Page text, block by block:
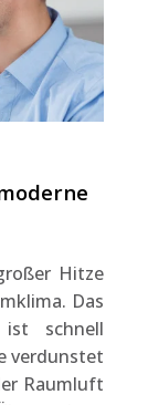
Hitze
Das
ist schnell
verdunstet
Raumluft